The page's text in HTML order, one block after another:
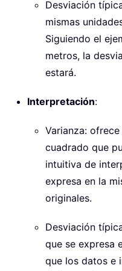
Desviación
mismas
Siguiendo el
metros, la
estará.
Interpretación:
Varianza:
cuadrado que
intuitiva de
expresa en la
originales.
Desviación
que se expresa
que los datos e